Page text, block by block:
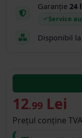
Garanție 24
Service
Disponibil la
12.99 Lei
Prețul conține TVA